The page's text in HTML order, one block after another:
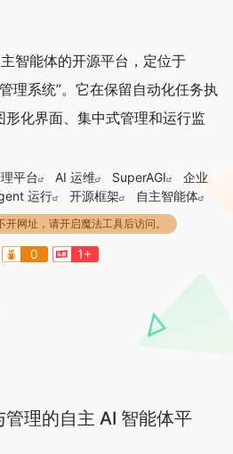
智能体的开源平台，定位于
理系统”。它在保留自动化任务执
化界面、集中式管理和运行监
平台 AI 运维 SuperAGI
企业
运行 开源框架 自主智能体
网址，请开启魔法工具后访问。
0 1+
理的自主 AI 智能体平